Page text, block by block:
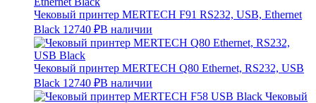
Чековый принтер MERTECH F91 RS232, USB, Ethernet
Black 12740 ₽В наличии
Чековый принтер MERTECH Q80 Ethernet, RS232, USB
Black 12740 ₽В наличии
Чековый